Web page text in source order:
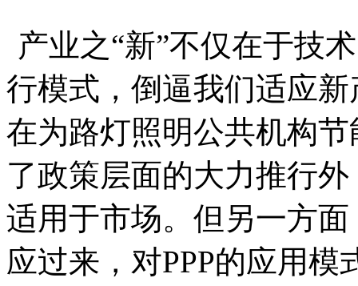
产业之“新”不仅在于技
行模式，倒逼我们适应
在为路灯照明公共机构
了政策层面的大力推行
适用于市场。但另一方
应过来，对PPP的应用